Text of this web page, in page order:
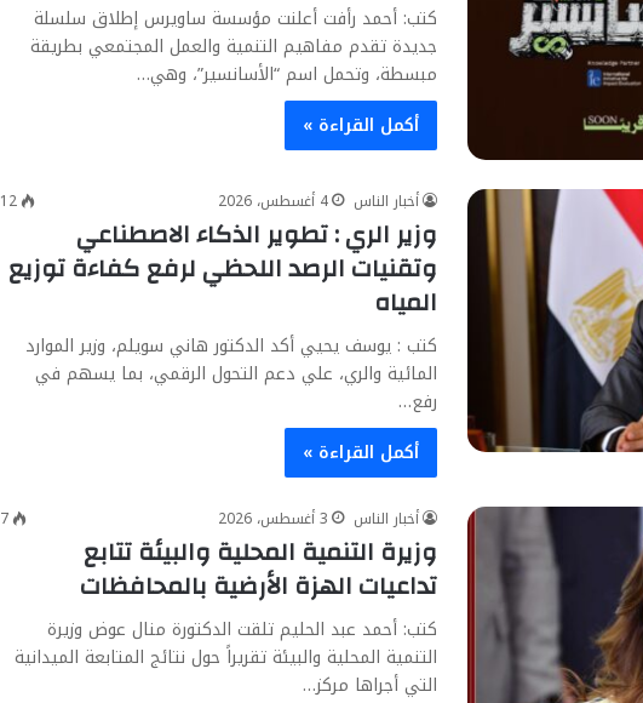
كتب: أحمد رأفت أعلنت مؤسسة ساويرس إطلاق سلسلة
جديدة تقدم مفاهيم التنمية والعمل المجتمعي بطريقة
مبسطة، وتحمل اسم “الأسانسير”، وهي…
أكمل القراءة »
أخبار الناس 4 أغسطس، 2026 12
وزير الري : تطوير الذكاء الاصطناعي
وتقنيات الرصد اللحظي لرفع كفاءة توزيع
المياه
كتب : يوسف يحيي أكد الدكتور هاني سويلم، وزير الموارد
المائية والري، علي دعم التحول الرقمي، بما يسهم في
رفع…
أكمل القراءة »
أخبار الناس 3 أغسطس، 2026 7
وزيرة التنمية المحلية والبيئة تتابع
تداعيات الهزة الأرضية بالمحافظات
كتب: أحمد عبد الحليم تلقت الدكتورة منال عوض وزيرة
التنمية المحلية والبيئة تقريراً حول نتائج المتابعة الميدانية
التي أجراها مركز…